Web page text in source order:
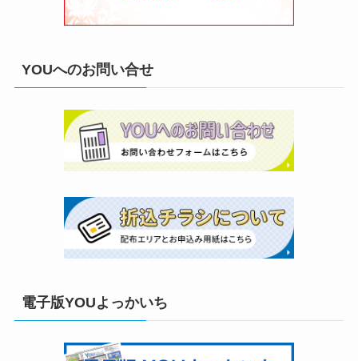
YOUへのお問い合せ
電子版YOUよっかいち